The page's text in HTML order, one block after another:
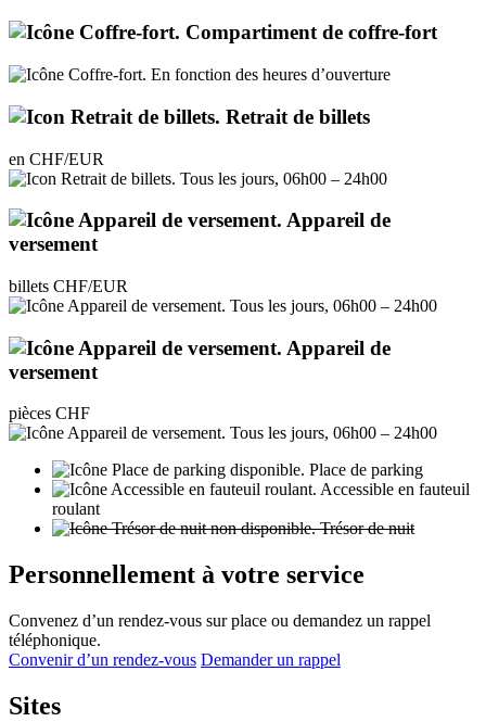
Compartiment de coffre-fort
En fonction des heures d’ouverture
Retrait de billets
en CHF/EUR
Tous les jours, 06h00 – 24h00
Appareil de
versement
billets CHF/EUR
Tous les jours, 06h00 – 24h00
Appareil de
versement
pièces CHF
Tous les jours, 06h00 – 24h00
Place de parking
Accessible en fauteuil
roulant
Trésor de nuit
Personnellement à votre service
Convenez d’un rendez-vous sur place ou demandez un rappel
téléphonique.
Convenir d’un rendez-vous Demander un rappel
Sites